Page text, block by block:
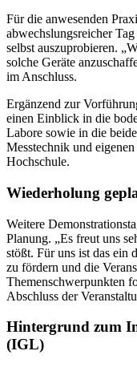
Für die anwesenden
abwechslungsreicher
selbst auszuprobieren.
solche Geräte
im Anschluss.
Ergänzend zur
einen Einblick in die
Labore sowie in die
Messtechnik und
Hochschule.
Wiederholung
Weitere
Planung. „Es freut uns
stößt. Für uns ist das ein
zu fördern und die
Themenschwerpunkten
Abschluss der
Hintergrund zum
(IGL)